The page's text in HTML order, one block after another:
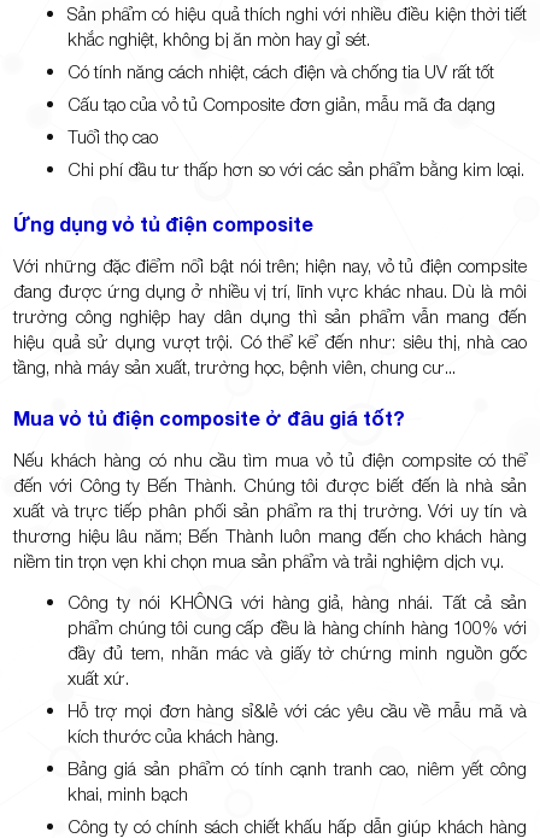
Sản phẩm có hiệu quả thích nghi với nhiều điều kiện thời tiết
khắc nghiệt, không bị ăn mòn hay gỉ sét.
Có tính năng cách nhiệt, cách điện và chống tia UV rất tốt
Cấu tạo của vỏ tủ Composite đơn giản, mẫu mã đa dạng
Tuổi thọ cao
Chi phí đầu tư thấp hơn so với các sản phẩm bằng kim loại.
Ứng dụng vỏ tủ điện composite
Với những đặc điểm nổi bật nói trên; hiện nay, vỏ tủ điện compsite
đang được ứng dụng ở nhiều vị trí, lĩnh vực khác nhau. Dù là môi
trường công nghiệp hay dân dụng thì sản phẩm vẫn mang đến
hiệu quả sử dụng vượt trội. Có thể kể đến như: siêu thị, nhà cao
tầng, nhà máy sản xuất, trường học, bệnh viên, chung cư...
Mua vỏ tủ điện composite ở đâu giá tốt?
Nếu khách hàng có nhu cầu tìm mua vỏ tủ điện compsite có thể
đến với Công ty Bến Thành. Chúng tôi được biết đến là nhà sản
xuất và trực tiếp phân phối sản phẩm ra thị trường. Với uy tín và
thương hiệu lâu năm; Bến Thành luôn mang đến cho khách hàng
niềm tin trọn vẹn khi chọn mua sản phẩm và trải nghiệm dịch vụ.
Công ty nói KHÔNG với hàng giả, hàng nhái. Tất cả sản
phẩm chúng tôi cung cấp đều là hàng chính hàng 100% với
đầy đủ tem, nhãn mác và giấy tờ chứng minh nguồn gốc
xuất xứ.
Hỗ trợ mọi đơn hàng sỉ&lẻ với các yêu cầu về mẫu mã và
kích thước của khách hàng.
Bảng giá sản phẩm có tính cạnh tranh cao, niêm yết công
khai, minh bạch
Công ty có chính sách chiết khấu hấp dẫn giúp khách hàng